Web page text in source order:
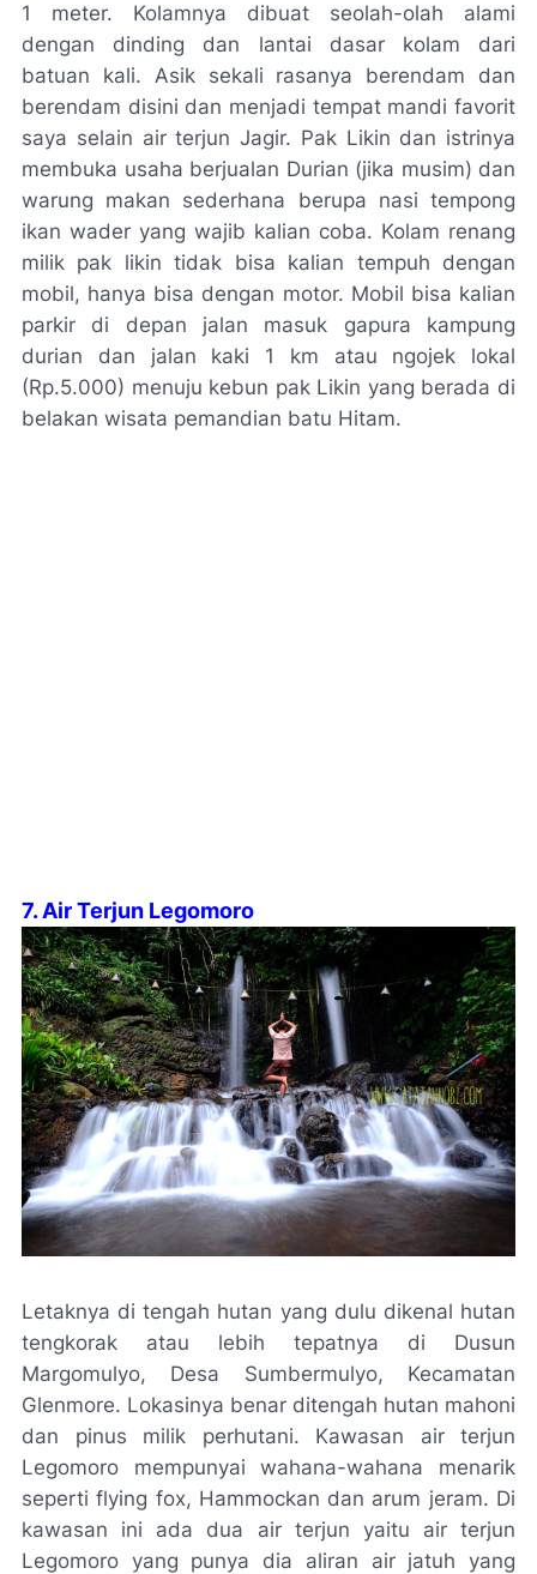
1 meter. Kolamnya dibuat seolah-olah alami
dengan dinding dan lantai dasar kolam dari
batuan kali. Asik sekali rasanya berendam dan
berendam disini dan menjadi tempat mandi favorit
saya selain air terjun Jagir. Pak Likin dan istrinya
membuka usaha berjualan Durian (jika musim) dan
warung makan sederhana berupa nasi tempong
ikan wader yang wajib kalian coba. Kolam renang
milik pak likin tidak bisa kalian tempuh dengan
mobil, hanya bisa dengan motor. Mobil bisa kalian
parkir di depan jalan masuk gapura kampung
durian dan jalan kaki 1 km atau ngojek lokal
(Rp.5.000) menuju kebun pak Likin yang berada di
belakan wisata pemandian batu Hitam.
7. Air Terjun Legomoro
Letaknya di tengah hutan yang dulu dikenal hutan
tengkorak atau lebih tepatnya di Dusun
Margomulyo, Desa Sumbermulyo, Kecamatan
Glenmore. Lokasinya benar ditengah hutan mahoni
dan pinus milik perhutani. Kawasan air terjun
Legomoro mempunyai wahana-wahana menarik
seperti flying fox, Hammockan dan arum jeram. Di
kawasan ini ada dua air terjun yaitu air terjun
Legomoro yang punya dia aliran air jatuh yang